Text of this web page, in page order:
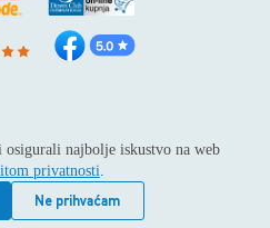
najbolje iskustvo na web
privatnosti.
Ne prihvaćam
© 2026
Alago
i zastupanje stranih tvrtki /
potok / Telefon: +385 1
/ Podaci o subjektu:
suda u Zagrebu pod